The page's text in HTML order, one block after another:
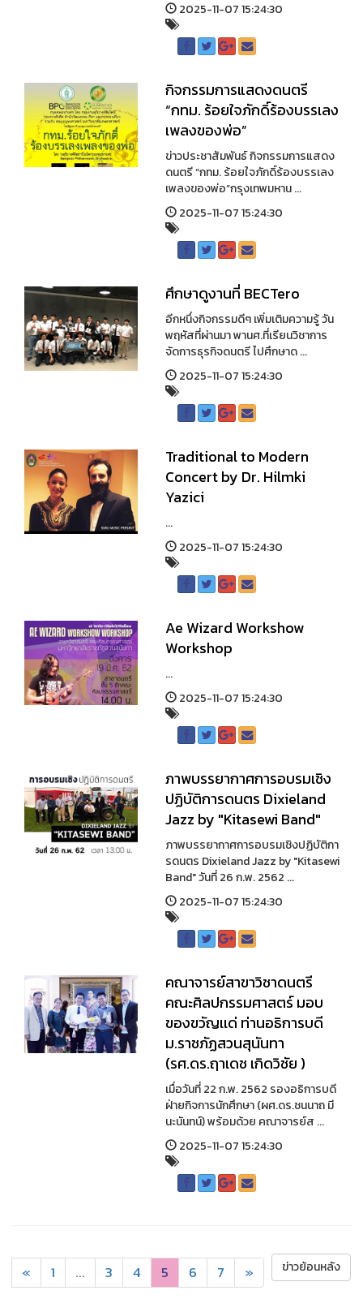
2025-11-07 15:24:30
กิจกรรมการแสดงดนตรี
“กทม. ร้อยใจภักดิ์ร้องบรรเลง
เพลงของพ่อ”
ข่าวประชาสัมพันธ์ กิจกรรมการแสดง
ดนตรี “กทม. ร้อยใจภักดิ์ร้องบรรเลง
เพลงของพ่อ”กรุงเทพมหาน ...
2025-11-07 15:24:30
ศึกษาดูงานที่ BECTero
อีกหนึ่งกิจกรรมดีๆ เพิ่มเติมความรู้ วัน
พฤหัสที่ผ่านมา พานศ.ที่เรียนวิชาการ
จัดการธุรกิจดนตรี ไปศึกษาด ...
2025-11-07 15:24:30
Traditional to Modern
Concert by Dr. Hilmki
Yazici
...
2025-11-07 15:24:30
Ae Wizard Workshow
Workshop
...
2025-11-07 15:24:30
ภาพบรรยากาศการอบรมเชิง
ปฏิบัติการดนตร Dixieland
Jazz by "Kitasewi Band"
ภาพบรรยากาศการอบรมเชิงปฏิบัติกา
รดนตร Dixieland Jazz by "Kitasewi
Band" วันที่ 26 ก.พ. 2562 ...
2025-11-07 15:24:30
คณาจารย์สาขาวิชาดนตรี
คณะศิลปกรรมศาสตร์ มอบ
ของขวัญเเด่ ท่านอธิการบดี
ม.ราชภัฏสวนสุนันทา
(รศ.ดร.ฤาเดช เกิดวิชัย )
เมื่อวันที่ 22 ก.พ. 2562 รองอธิการบดี
ฝ่ายกิจการนักศึกษา (ผศ.ดร.ชนนาถ มี
นะนันทน์) พร้อมด้วย คณาจารย์ส ...
2025-11-07 15:24:30
« 1 ... 3 4 5 6 7 » ข่าวย้อนหลัง